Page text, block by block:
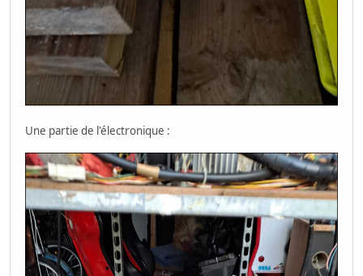
Une partie de l'électronique :